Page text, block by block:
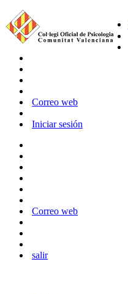
Correo web
Iniciar sesión
Correo web
salir